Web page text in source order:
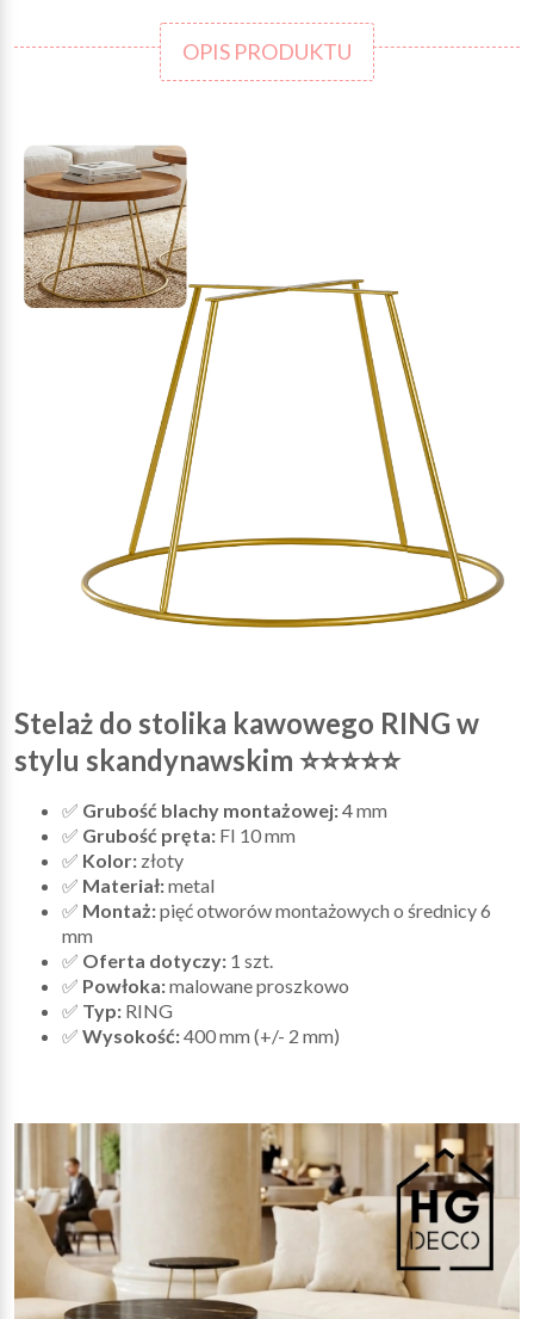
OPIS PRODUKTU
Stelaż do stolika kawowego RING w
stylu skandynawskim ⭐⭐⭐⭐⭐
✅ Grubość blachy montażowej:4 mm
✅ Grubość pręta: FI 10 mm
✅ Kolor: złoty
✅ Materiał:metal
✅ Montaż:pięć otworów montażowych o średnicy 6
mm
✅ Oferta dotyczy: 1 szt.
✅ Powłoka:malowane proszkowo
✅ Typ: RING
✅ Wysokość:400 mm (+/- 2 mm)